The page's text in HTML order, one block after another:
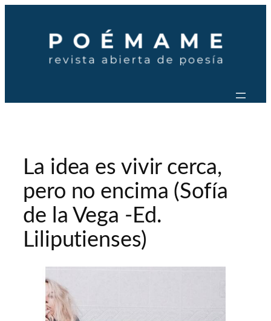
contenido
La idea es vivir cerca,
pero no encima (Sofía
de la Vega -Ed.
Liliputienses)